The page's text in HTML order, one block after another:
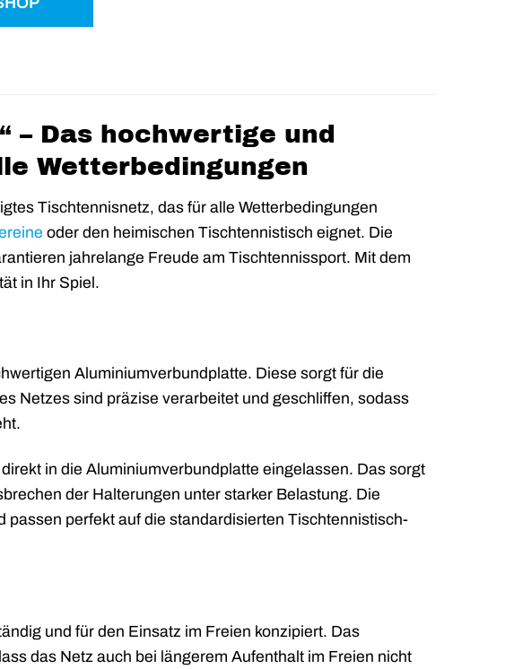
– Das hochwertige und
Wetterbedingungen
Tischtennisnetz, das für alle Wetterbedingungen
oder den heimischen Tischtennistisch eignet. Die
jahrelange Freude am Tischtennissport. Mit dem
in Ihr Spiel.
Aluminiumverbundplatte. Diese sorgt für die
Netzes sind präzise verarbeitet und geschliffen, sodass
in die Aluminiumverbundplatte eingelassen. Das sorgt
der Halterungen unter starker Belastung. Die
perfekt auf die standardisierten Tischtennistisch-
und für den Einsatz im Freien konzipiert. Das
das Netz auch bei längerem Aufenthalt im Freien nicht